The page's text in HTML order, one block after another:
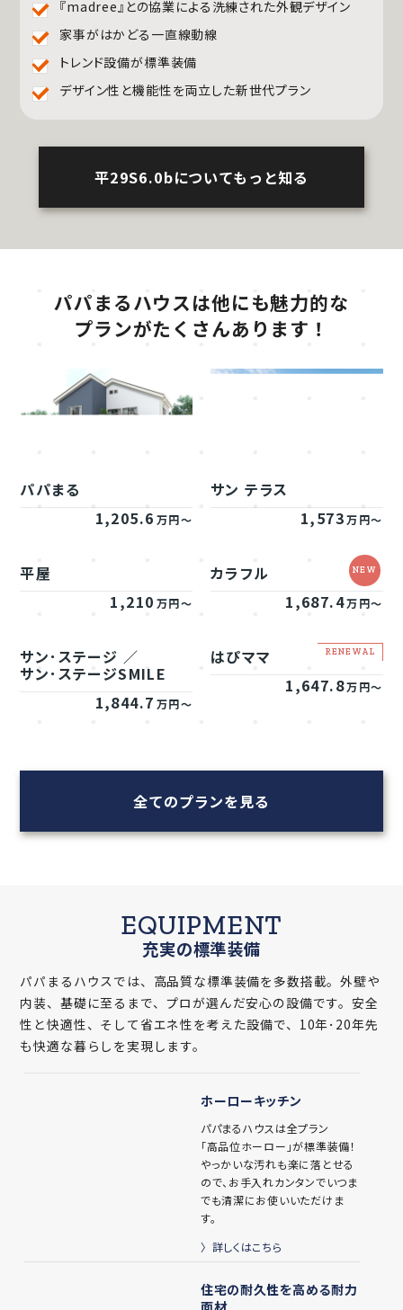
『madree』との協業による洗練された外観デザイン
家事がはかどる一直線動線
トレンド設備が標準装備
デザイン性と機能性を両立した新世代プラン
平29S6.0bについてもっと知る
パパまるハウスは他にも魅力的な
プランがたくさんあります！
パパまる
1,205.6 万円～
サン テラス
1,573万円～
平屋
1,210 万円～
カラフル
1,844.7万円～
EQUIPMENT
充実の標準装備
内装、基礎に至るまで、プロが選んだ安心の設備です。安全
性と快適性、そして省エネ性を考えた設備で、10年･20年先
も快適な暮らしを実現します。
ホーローキッチン
「高品位ホーロー」が標準装備！
ので、お手入れカンタンでいつま